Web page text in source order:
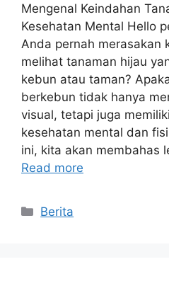
Mengenal Keindahan
Kesehatan Mental Hello
Anda pernah merasakan
melihat tanaman hijau
kebun atau taman?
berkebun tidak hanya
visual, tetapi juga
kesehatan mental dan
ini, kita akan membahas
Read more
Categories
Berita